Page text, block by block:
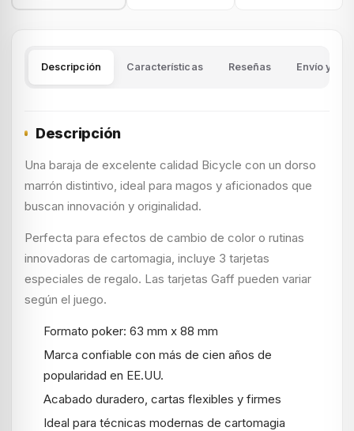
Descripción Características Reseñas Envío y
Descripción
Una baraja de excelente calidad Bicycle con un dorso
marrón distintivo, ideal para magos y aficionados que
buscan innovación y originalidad.
Perfecta para efectos de cambio de color o rutinas
innovadoras de cartomagia, incluye 3 tarjetas
especiales de regalo. Las tarjetas Gaff pueden variar
según el juego.
Formato poker: 63 mm x 88 mm
Marca confiable con más de cien años de
popularidad en EE.UU.
Acabado duradero, cartas flexibles y firmes
Ideal para técnicas modernas de cartomagia